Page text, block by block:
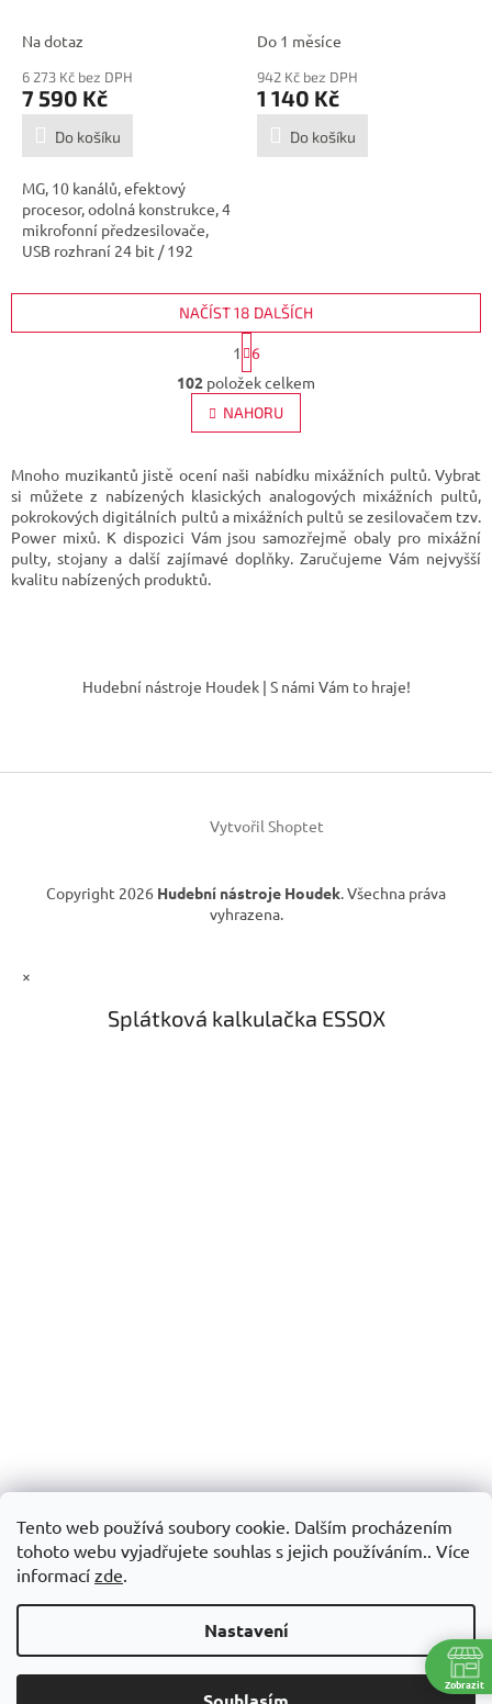
Tento web používá soubory cookie. Dalším procházením
tohoto webu vyjadřujete souhlas s jejich používáním.. Více
informací zde.
Nastavení
Na dotaz
6 273 Kč bez DPH
7 590 Kč
Do košíku
MG, 10 kanálů, efektový
procesor, odolná konstrukce, 4
mikrofonní předzesilovače,
USB rozhraní 24 bit / 192
Do 1 měsíce
942 Kč bez DPH
1 140 Kč
Do košíku
O
v
l
á
a
c
í
p
r
p
NAČÍST 18 DALŠÍCH
t
r
á
n
k
v
á
n
í
1
6
102 položek celkem
NAHORU
Mnoho muzikantů jistě ocení naši nabídku mixážních pultů. Vybrat
si můžete z nabízených klasických analogových mixážních pultů,
pokrokových digitálních pultů a mixážních pultů se zesilovačem tzv.
Power mixů. K dispozici Vám jsou samozřejmě obaly pro mixážní
pulty, stojany a další zajímavé doplňky. Zaručujeme Vám nejvyšší
kvalitu nabízených produktů.
í
Hudební nástroje Houdek | S námi Vám to hraje!
Vytvořil Shoptet
Copyright 2026 Hudební nástroje Houdek. Všechna práva
vyhrazena.
×
Splátková kalkulačka ESSOX
Zobrazit